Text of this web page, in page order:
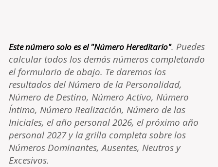
Este número solo es el "Número Hereditario". Puedes
calcular todos los demás números completando
el formulario de abajo. Te daremos los
resultados del Número de la Personalidad,
Número de Destino, Número Activo, Número
Íntimo, Número Realización, Número de las
Iniciales, el año personal 2026, el próximo año
personal 2027 y la grilla completa sobre los
Números Dominantes, Ausentes, Neutros y
Excesivos.